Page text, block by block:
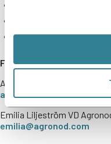
Förbättrat stöd för
En grund för att enklare
dokumentation när
För mer information
Ann-Louise Ingvarson VD
Emilia Liljeström VD
emilia@agronod.com